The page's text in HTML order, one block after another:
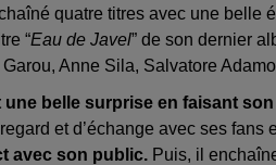
quatre titres avec une belle
“Eau de Javel” de son dernier
Anne Sila, Salvatore
belle surprise en faisant
et d’échange avec ses fans
avec son public. Puis, il